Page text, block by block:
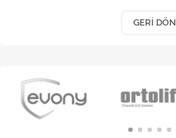
GERI DÖN